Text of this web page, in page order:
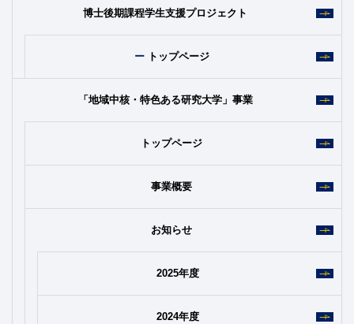
博士後期課程学生支援プロジェクト
トップページ
「地域中核・特色ある研究大学」事業
トップページ
事業概要
お知らせ
2025年度
2024年度